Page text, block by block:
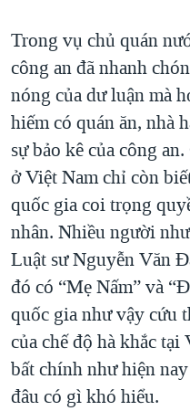
Trong vụ chủ quán
công an đã nhanh
nóng của dư luận mà
hiếm có quán ăn, nhà
sự bảo kê của công
ở Việt Nam chỉ còn
quốc gia coi trọng
nhân. Nhiều người
Luật sư Nguyễn Văn
đó có “Mẹ Nấm” và
quốc gia như vậy cứu
của chế độ hà khắc
bất chính như hiện
đâu có gì khó hiểu.